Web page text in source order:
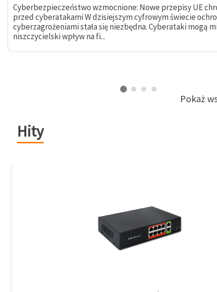
Cyberbezpieczeństwo wzmocnione: Nowe przepisy UE
przed cyberatakami W dzisiejszym cyfrowym świecie
cyberzagrożeniami stała się niezbędna. Cyberataki mogą
niszczycielski wpływ na fi...
Pokaż
Hity